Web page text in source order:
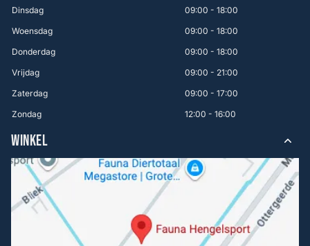
Dinsdag
09:00 - 18:00
Woensdag
09:00 - 18:00
Donderdag
09:00 - 18:00
Vrijdag
09:00 - 21:00
Zaterdag
09:00 - 17:00
Zondag
12:00 - 16:00
WINKEL